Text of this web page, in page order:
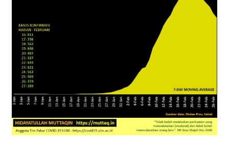
Gelombang Omicron Covid-19
Kalsel Mulai Menurun, Tetap
Waspada Karena Masih Tinggi